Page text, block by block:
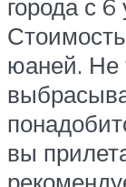
города с
юаней. Не
вы